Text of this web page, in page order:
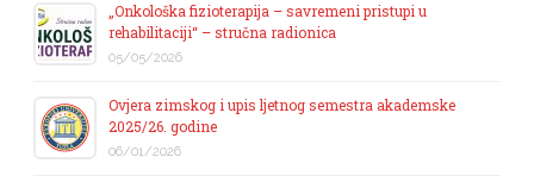
„Onkološka fizioterapija – savremeni pristupi u
rehabilitaciji“ – stručna radionica
05/05/2026
Ovjera zimskog i upis ljetnog semestra akademske
2025/26. godine
06/01/2026